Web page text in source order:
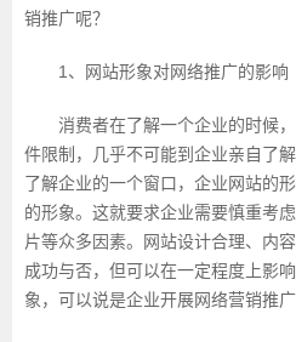
销推广呢？
1、网站形象对网络推广的影响
消费者在了解一个企业的时候，
件限制，几乎不可能到企业亲自了
了解企业的一个窗口，企业网站的
的形象。这就要求企业需要慎重考
片等众多因素。网站设计合理、内
成功与否，但可以在一定程度上影
象，可以说是企业开展网络营销推广